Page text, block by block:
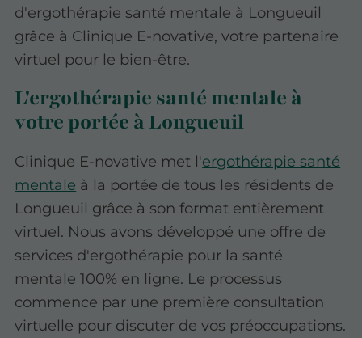
d'ergothérapie santé mentale à Longueuil
grâce à Clinique E-novative, votre partenaire
virtuel pour le bien-être.
L'ergothérapie santé mentale à
votre portée à Longueuil
Clinique E-novative met l'ergothérapie santé
mentale à la portée de tous les résidents de
Longueuil grâce à son format entièrement
virtuel. Nous avons développé une offre de
services d'ergothérapie pour la santé
mentale 100% en ligne. Le processus
commence par une première consultation
virtuelle pour discuter de vos préoccupations.